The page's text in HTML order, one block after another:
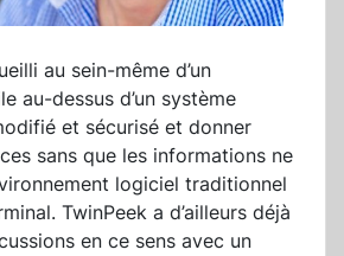
au sein-même d’un
au-dessus d’un système
et sécurisé et donner
sans que les informations ne
logiciel traditionnel
TwinPeek a d’ailleurs déjà
en ce sens avec un